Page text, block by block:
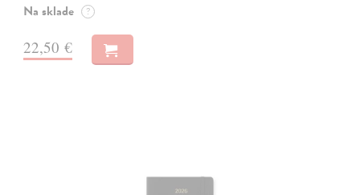
Na sklade ?
22,50 €